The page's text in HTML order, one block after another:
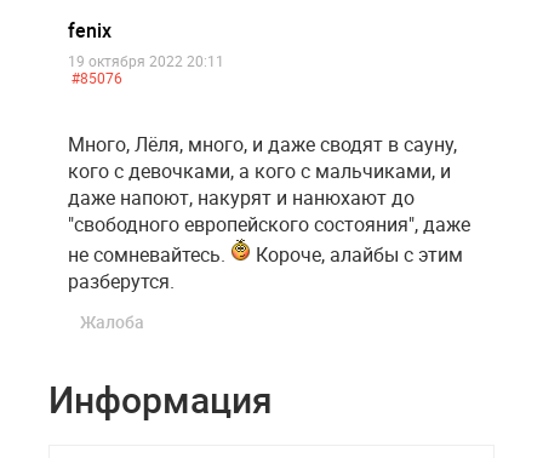
fenix
19 октября 2022 20:11
#85076
Много, Лёля, много, и даже сводят в сауну,
кого с девочками, а кого с мальчиками, и
даже напоют, накурят и нанюхают до
"свободного европейского состояния", даже
не сомневайтесь.
Короче, алайбы с этим
разберутся.
Жалоба
Информация